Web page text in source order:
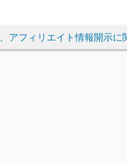
アフィリエイト情報開示に